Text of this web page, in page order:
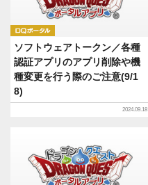
ソフトウェアトークン／各種
認証アプリのアプリ削除や機
種変更を行う際のご注意(9/1
8)
2024.09.18